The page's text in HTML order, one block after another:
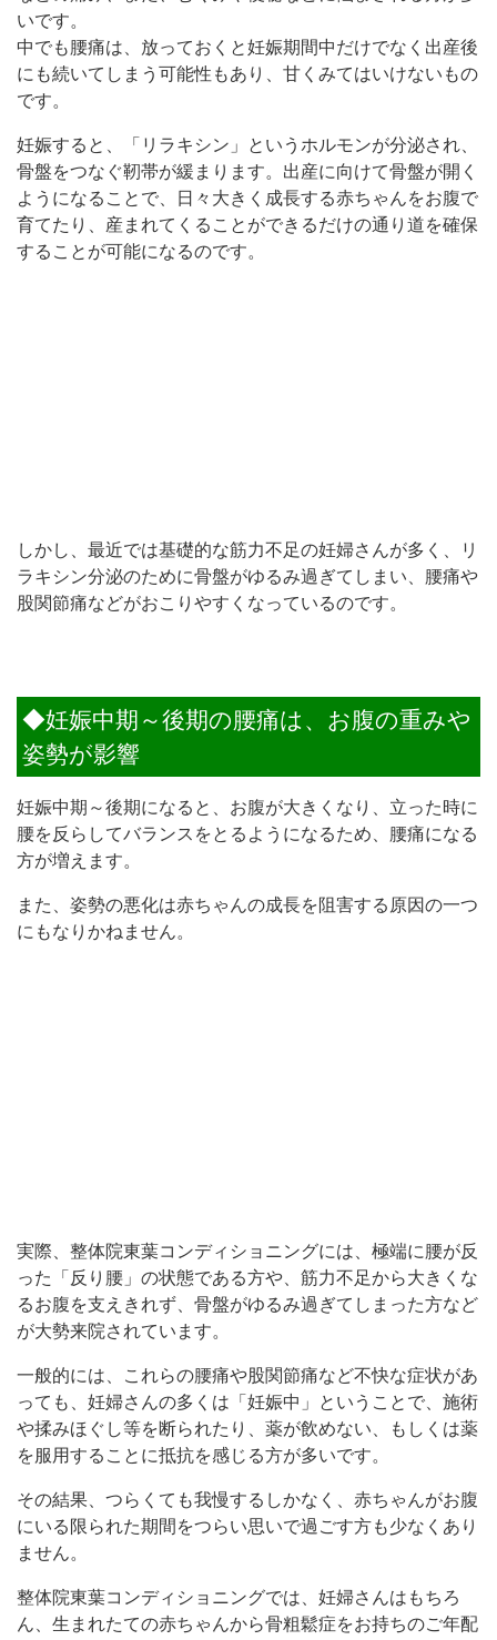
いです。
中でも腰痛は、放っておくと妊娠期間中だけでなく出産後
にも続いてしまう可能性もあり、甘くみてはいけないもの
です。
妊娠すると、「リラキシン」というホルモンが分泌され、
骨盤をつなぐ靭帯が緩まります。出産に向けて骨盤が開く
ようになることで、日々大きく成長する赤ちゃんをお腹で
育てたり、産まれてくることができるだけの通り道を確保
することが可能になるのです。
しかし、最近では基礎的な筋力不足の妊婦さんが多く、リ
ラキシン分泌のために骨盤がゆるみ過ぎてしまい、腰痛や
股関節痛などがおこりやすくなっているのです。
◆妊娠中期～後期の腰痛は、お腹の重みや
姿勢が影響
妊娠中期～後期になると、お腹が大きくなり、立った時に
腰を反らしてバランスをとるようになるため、腰痛になる
方が増えます。
また、姿勢の悪化は赤ちゃんの成長を阻害する原因の一つ
にもな りかねません。
実際、整体院東葉コンディショニングには、極端に腰が反
った「反り腰」の状態である方や、筋力不足から大きくな
るお腹を支えきれず、骨盤がゆるみ過ぎてしまった方など
が大勢来院されています。
一般的には、これらの腰痛や股関節痛など不快な症状があ
っても、妊婦さんの多くは「妊娠中」ということで、施術
や揉みほぐし等を断られたり、薬が飲めない、もしくは薬
を服用することに抵抗を感じる方が多いです。
その結果、つらくても我慢するしかなく、赤ちゃんがお腹
にいる限られた期間をつらい思いで過ごす方も少なくあり
ません。
整体院東葉コンディショニングでは、妊婦さんはもちろ
ん、生まれたての赤ちゃんから骨粗鬆症をお持ちのご年配